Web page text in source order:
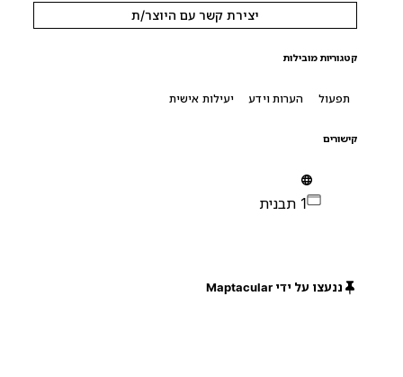
יצירת קשר עם היוצר/ת
קטגוריות מובילות
הערות וידע יעילות אישית
ננעצו על ידי Maptacular